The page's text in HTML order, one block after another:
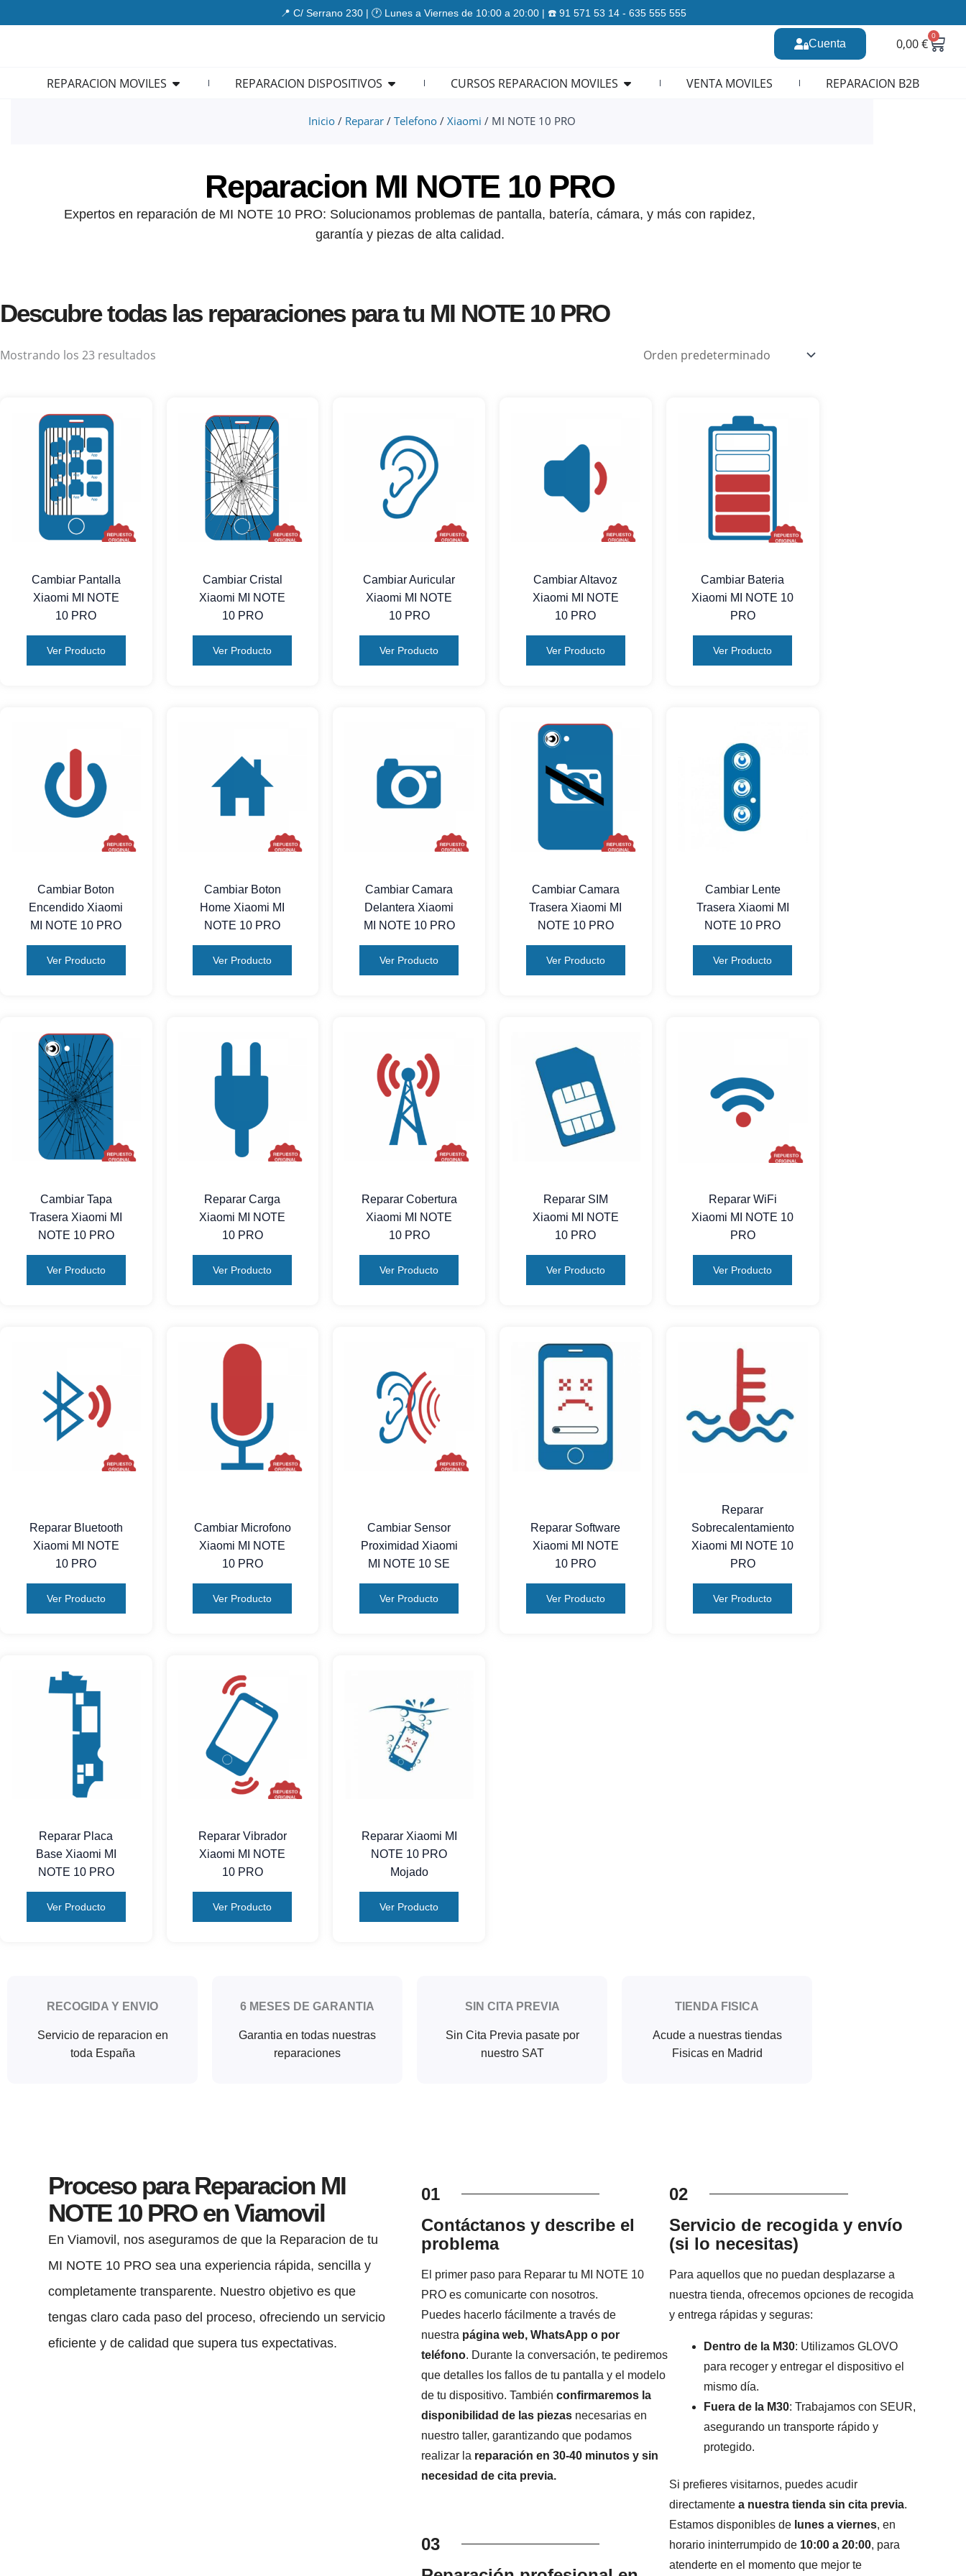
al
📍 C/ Serrano 230 | 🕐 Lunes a Viernes de 10:00 a 20:00 | ☎️ 91 571 53 14 - 635 555 555
Cuenta 0,00€
0
REPARACION MOVILES Open REPARACION MOVILES
REPARACION DISPOSITIVOS Open REPARACION DISPOSITIVOS
CURSOS REPARACION MOVILES Open CURSOS REPARACION MOVILES
VENTA MOVILES REPARACION B2B
Inicio / Reparar / Telefono / Xiaomi / MI NOTE 10 PRO
Reparacion MI NOTE 10 PRO
Expertos en reparación de MI NOTE 10 PRO: Solucionamos problemas de pantalla, batería, cámara, y más con rapidez,
garantía y piezas de alta calidad.
Descubre todas las reparaciones para tu MI NOTE 10 PRO
Mostrando los 23 resultados
Cambiar Pantalla
Xiaomi MI NOTE
10 PRO
Ver Producto
Cambiar Cristal
Xiaomi MI NOTE
10 PRO
Ver Producto
Cambiar Auricular
Xiaomi MI NOTE
10 PRO
Ver Producto
Cambiar Altavoz
Xiaomi MI NOTE
10 PRO
Ver Producto
Cambiar Bateria
Xiaomi MI NOTE 10
PRO
Ver Producto
Cambiar Boton
Encendido Xiaomi
MI NOTE 10 PRO
Ver Producto
Cambiar Boton
Home Xiaomi MI
NOTE 10 PRO
Ver Producto
Cambiar Camara
Delantera Xiaomi
MI NOTE 10 PRO
Ver Producto
Cambiar Camara
Trasera Xiaomi MI
NOTE 10 PRO
Ver Producto
Cambiar Lente
Trasera Xiaomi MI
NOTE 10 PRO
Ver Producto
Cambiar Tapa
Trasera Xiaomi MI
NOTE 10 PRO
Ver Producto
Reparar Carga
Xiaomi MI NOTE
10 PRO
Ver Producto
Reparar Cobertura
Xiaomi MI NOTE
10 PRO
Ver Producto
Reparar SIM
Xiaomi MI NOTE
10 PRO
Ver Producto
Reparar WiFi
Xiaomi MI NOTE 10
PRO
Ver Producto
Reparar Bluetooth
Xiaomi MI NOTE
10 PRO
Ver Producto
Cambiar Microfono
Xiaomi MI NOTE
10 PRO
Ver Producto
Cambiar Sensor
Proximidad Xiaomi
MI NOTE 10 SE
Ver Producto
Reparar Software
Xiaomi MI NOTE
10 PRO
Ver Producto
Reparar
Sobrecalentamiento
Xiaomi MI NOTE 10
PRO
Ver Producto
Reparar Placa
Base Xiaomi MI
NOTE 10 PRO
Ver Producto
Reparar Vibrador
Xiaomi MI NOTE
10 PRO
Ver Producto
Reparar Xiaomi MI
NOTE 10 PRO
Mojado
Ver Producto
RECOGIDA Y ENVIO
Servicio de reparacion en
toda España
6 MESES DE GARANTIA
Garantia en todas nuestras
reparaciones
SIN CITA PREVIA
Sin Cita Previa pasate por
nuestro SAT
TIENDA FISICA
Acude a nuestras tiendas
Fisicas en Madrid
Proceso para Reparacion MI
NOTE 10 PRO en Viamovil
En Viamovil, nos aseguramos de que la Reparacion de tu
MI NOTE 10 PRO sea una experiencia rápida, sencilla y
completamente transparente. Nuestro objetivo es que
tengas claro cada paso del proceso, ofreciendo un servicio
eficiente y de calidad que supera tus expectativas.
01
Contáctanos y describe el
problema
El primer paso para Reparar tu MI NOTE 10
PRO es comunicarte con nosotros.
Puedes hacerlo fácilmente a través de
nuestra página web, WhatsApp o por
teléfono. Durante la conversación, te pediremos
que detalles los fallos de tu pantalla y el modelo
de tu dispositivo. También confirmaremos la
disponibilidad de las piezasnecesarias en
nuestro taller, garantizando que podamos
realizar la reparación en 30-40 minutos y sin
necesidad de cita previa.
03
02
Servicio de recogida y envío
(si lo necesitas)
Para aquellos que no puedan desplazarse a
nuestra tienda, ofrecemos opciones de recogida
y entrega rápidas y seguras:
Dentro de la M30: Utilizamos GLOVO
para recoger y entregar el dispositivo el
mismo día.
Fuera de la M30: Trabajamos con SEUR,
asegurando un transporte rápido y
protegido.
Si prefieres visitarnos, puedes acudir
directamentea nuestra tienda sin cita previa.
Estamos disponibles de lunes a viernes, en
horario ininterrumpido de 10:00 a 20:00, para
atenderte en el momento que mejor te